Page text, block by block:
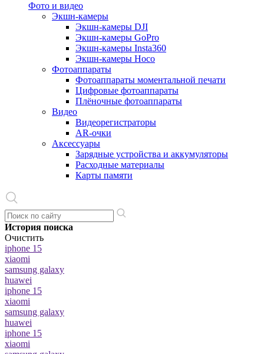
Фото и видео
Экшн-камеры
Экшн-камеры DJI
Экшн-камеры GoPro
Экшн-камеры Insta360
Экшн-камеры Hoco
Фотоаппараты
Фотоаппараты моментальной печати
Цифровые фотоаппараты
Плёночные фотоаппараты
Видео
Видеорегистраторы
AR-очки
Аксессуары
Зарядные устройства и аккумуляторы
Расходные материалы
Карты памяти
История поиска
Очистить
iphone 15
xiaomi
samsung galaxy
huawei
iphone 15
xiaomi
samsung galaxy
huawei
iphone 15
xiaomi